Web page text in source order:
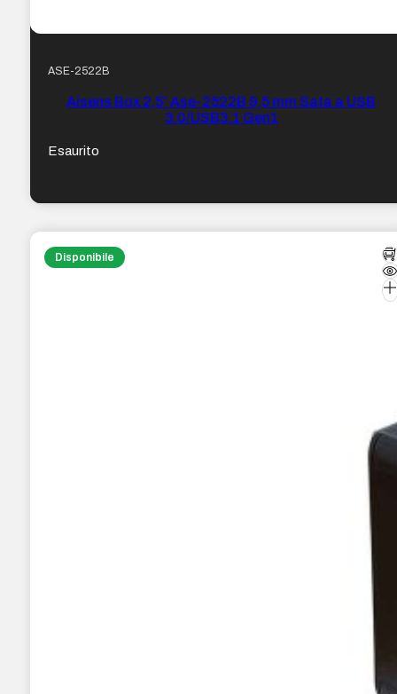
ASE-2522B
Aisens Box 2,5″ Ase-2522B 9,5 mm Sata a USB
3.0/USB3.1 Gen1
Esaurito
Disponibile